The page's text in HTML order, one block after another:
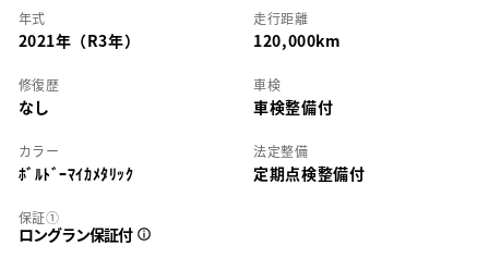
年式
2021年（R3年）
走行距離
120,000km
修復歴
なし
車検
車検整備付
カラー
ﾎﾞﾙﾄﾞｰﾏｲｶﾒﾀﾘｯｸ
法定整備
定期点検整備付
保証①
ロングラン保証付